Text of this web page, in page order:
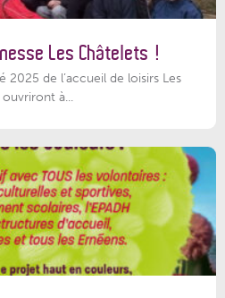
Les Châtelets !
de l’accueil de loisirs Les
à...